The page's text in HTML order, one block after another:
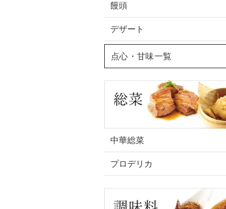
饅頭
デザート
点心・甘味一覧
中華総菜
プロデリカ